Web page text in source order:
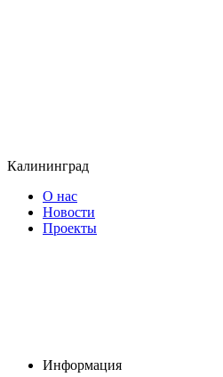
Калининград
О нас
Новости
Проекты
Информация